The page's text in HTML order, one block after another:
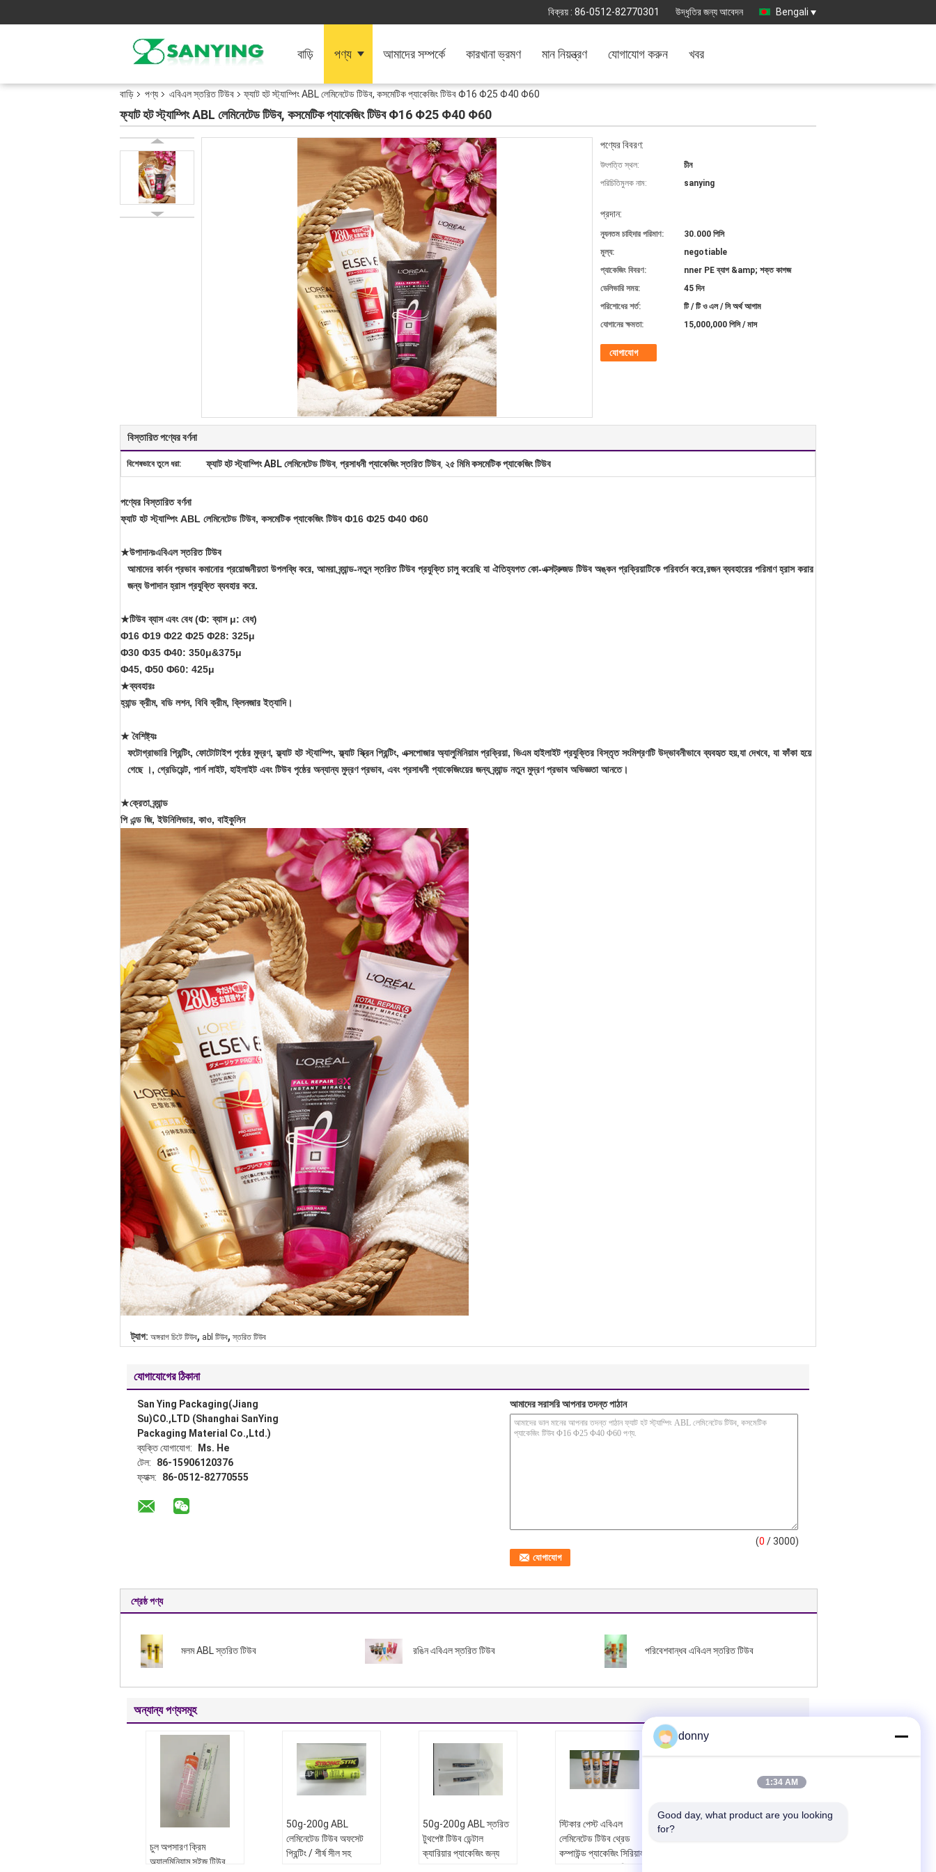
বিক্রয় : 86-0512-82770301 উদ্ধৃতির জন্য আবেদন Bengali
বাড়ি পণ্য আমাদের সম্পর্কে কারখানা ভ্রমণ মান নিয়ন্ত্রণ যোগাযোগ করুন খবর
বাড়ি পণ্য এবিএল স্তরিত টিউব ফ্যাট হট স্ট্যাম্পিং ABL লেমিনেটেড টিউব, কসমেটিক প্যাকেজিং টিউব Φ16 Φ25 Φ40 Φ60
ফ্যাট হট স্ট্যাম্পিং ABL লেমিনেটেড টিউব, কসমেটিক প্যাকেজিং টিউব Φ16 Φ25 Φ40 Φ60
পণ্যের বিবরণ:
উৎপত্তি স্থল:
চীন
পরিচিতিমুলক নাম:
sanying
প্রদান:
ন্যূনতম চাহিদার পরিমাণ:
30.000 পিসি
মূল্য:
negotiable
প্যাকেজিং বিবরণ:
nner PE ব্যাগ &amp; শক্ত কাগজ
ডেলিভারি সময়:
45 দিন
পরিশোধের শর্ত:
টি / টি ও এল / সি অর্থ আগাম
যোগানের ক্ষমতা:
15,000,000 পিসি / মাস
যোগাযোগ
বিস্তারিত পণ্যের বর্ণনা
বিশেষভাবে তুলে ধরা: ফ্যাট হট স্ট্যাম্পিং ABL লেমিনেটেড টিউব, প্রসাধনী প্যাকেজিং স্তরিত টিউব, ২৫ মিমি কসমেটিক প্যাকেজিং টিউব
পণ্যের বিস্তারিত বর্ণনা
ফ্যাট হট স্ট্যাম্পিং ABL লেমিনেটেড টিউব, কসমেটিক প্যাকেজিং টিউব Φ16 Φ25 Φ40 Φ60
★উপাদানঃএবিএল স্তরিত টিউব
আমাদের কার্বন প্রভাব কমানোর প্রয়োজনীয়তা উপলব্ধি করে, আমরা ব্র্যান্ড-নতুন স্তরিত টিউব প্রযুক্তি চালু করেছি যা ঐতিহ্যগত কো-এক্সট্রুজড টিউব অঙ্কন প্রক্রিয়াটিকে পরিবর্তন করে,রজন ব্যবহারের পরিমাণ হ্রাস করার
জন্য উপাদান হ্রাস প্রযুক্তি ব্যবহার করে.
★টিউব ব্যাস এবং বেধ (Φ: ব্যাস μ: বেধ)
Φ16 Φ19 Φ22 Φ25 Φ28: 325μ
Φ30 Φ35 Φ40: 350μ&375μ
Φ45, Φ50 Φ60: 425μ
★ব্যবহারঃ
হ্যান্ড ক্রীম, বডি লশন, বিবি ক্রীম, ক্লিনজার ইত্যাদি।
★ বৈশিষ্ট্যঃ
ফটোগ্রাভারি প্রিন্টিং, ফোটোটাইপ পৃষ্ঠের মুদ্রণ, ফ্ল্যাট হট স্ট্যাম্পিং, ফ্ল্যাট স্ক্রিন প্রিন্টিং, এক্সপোজার অ্যালুমিনিয়াম প্রক্রিয়া, ভিএম হাইলাইট প্রযুক্তির বিস্তৃত সংমিশ্রণটি উদ্ভাবনীভাবে ব্যবহৃত হয়,যা দেখবে, যা ফাঁকা হয়ে
গেছে ।, গ্রেডিয়েন্ট, পার্ল লাইট, হাইলাইট এবং টিউব পৃষ্ঠের অন্যান্য মুদ্রণ প্রভাব, এবং প্রসাধনী প্যাকেজিংয়ের জন্য ব্র্যান্ড নতুন মুদ্রণ প্রভাব অভিজ্ঞতা আনতে।
★ক্রেতা ব্র্যান্ড
পি এন্ড জি, ইউনিলিভার, কাও, বাইকুলিন
ট্যাগ: অঙ্গরাগ চিটে টিউব, abl টিউব, স্তরিত টিউব
যোগাযোগের ঠিকানা
San Ying Packaging(Jiang
Su)CO.,LTD (Shanghai SanYing
Packaging Material Co.,Ltd.)
ব্যক্তি যোগাযোগ:
Ms. He
টেল:
86-15906120376
ফ্যাক্স:
86-0512-82770555
আমাদের সরাসরি আপনার তদন্ত পাঠান
(0 / 3000)
শ্রেষ্ঠ পণ্য
মলম ABL স্তরিত টিউব রঙিন এবিএল স্তরিত টিউব পরিবেশবান্ধব এবিএল স্তরিত টিউব
অন্যান্য পণ্যসমূহ
চুল অপসারণ ক্রিম
অ্যালুমিনিয়াম সুইজ টিউব
50g-200g ABL
লেমিনেটেড টিউব অফসেট
প্রিন্টিং / শীর্ষ সীল সহ
50g-200g ABL স্তরিত
টুথপেষ্ট টিউব ডেন্টাল
ক্যারিয়ার প্যাকেজিং জন্য
স্টিকার পেস্ট এবিএল
লেমিনেটেড টিউব থ্রেড
কম্পাউন্ড প্যাকেজিং সিরিয়াল
পেশাদার সিলভার টুথপেষ্ট
donny
1:34 AM
Good day, what product are you looking
for?